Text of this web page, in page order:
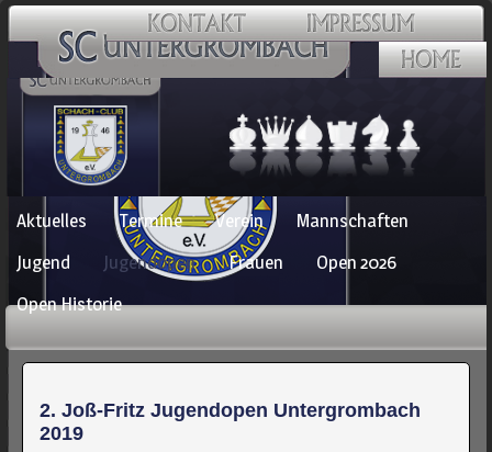
Navigation
überspringen
Aktuelles Termine Verein
Mannschaften
Jugend
Jugendopen Frauen
Open 2026
Open Historie
2. Joß-Fritz Jugendopen Untergrombach
2019